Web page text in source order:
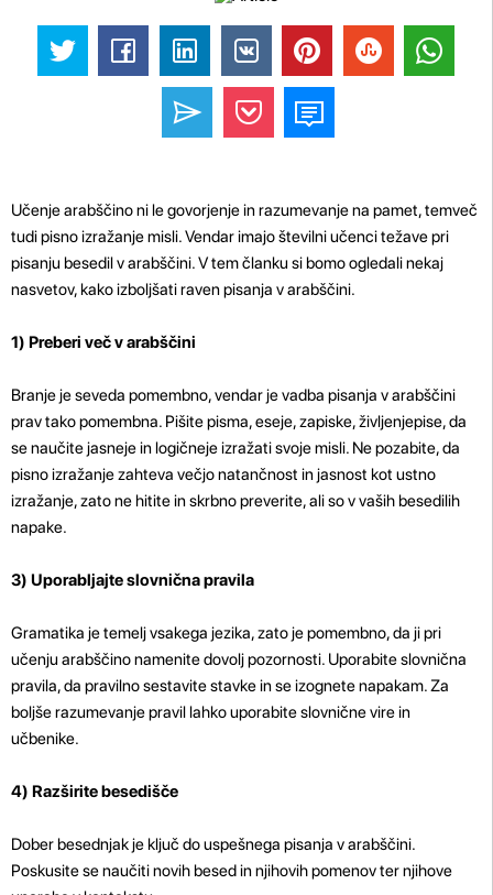
Učenje arabščino ni le govorjenje in razumevanje na pamet, temveč
tudi pisno izražanje misli. Vendar imajo številni učenci težave pri
pisanju besedil v arabščini. V tem članku si bomo ogledali nekaj
nasvetov, kako izboljšati raven pisanja v arabščini.
1) Preberi več v arabščini
Branje je seveda pomembno, vendar je vadba pisanja v arabščini
prav tako pomembna. Pišite pisma, eseje, zapiske, življenjepise, da
se naučite jasneje in logičneje izražati svoje misli. Ne pozabite, da
pisno izražanje zahteva večjo natančnost in jasnost kot ustno
izražanje, zato ne hitite in skrbno preverite, ali so v vaših besedilih
napake.
3) Uporabljajte slovnična pravila
Gramatika je temelj vsakega jezika, zato je pomembno, da ji pri
učenju arabščino namenite dovolj pozornosti. Uporabite slovnična
pravila, da pravilno sestavite stavke in se izognete napakam. Za
boljše razumevanje pravil lahko uporabite slovnične vire in
učbenike.
4) Razširite besedišče
Dober besednjak je ključ do uspešnega pisanja v arabščini.
Poskusite se naučiti novih besed in njihovih pomenov ter njihove